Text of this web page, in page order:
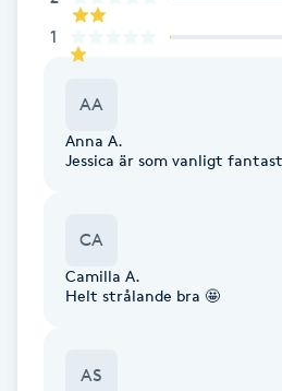
Fransar
Fransborttagning
Fransfärgning
Fransförlängning
Fransförlängning Megavolym
1
AA
Anna A.
Jessica är som vanligt
CA
Camilla A.
Helt strålande bra 🤩
AS